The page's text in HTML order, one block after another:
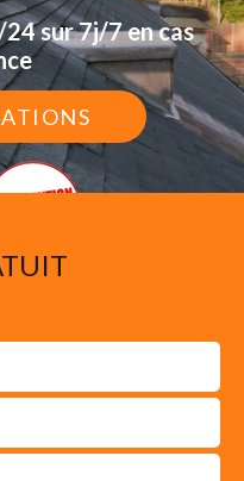
sur 7j/7 en cas